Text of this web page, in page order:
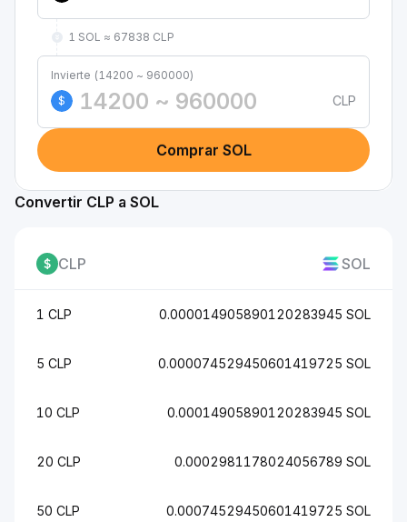
1 SOL ≈ 67838 CLP
Invierte (14200 ~ 960000)
$
CLP
Comprar SOL
Convertir CLP a SOL
CLP SOL
1 CLP 0.000014905890120283945 SOL
5 CLP 0.000074529450601419725 SOL
10 CLP 0.00014905890120283945 SOL
20 CLP 0.0002981178024056789 SOL
50 CLP 0.00074529450601419725 SOL